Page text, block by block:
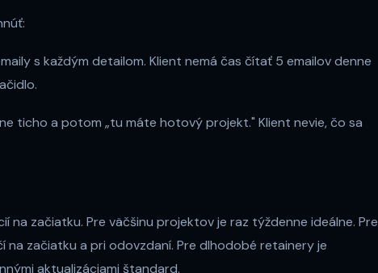
s každým detailom. Klient nemá čas čítať 5 emailov denne
ticho a potom „tu máte hotový projekt." Klient nevie, čo sa
na začiatku. Pre väčšinu projektov je raz týždenne ideálne. Pre
začiatku a pri odovzdaní. Pre dlhodobé retainery je
aktualizáciami štandard.